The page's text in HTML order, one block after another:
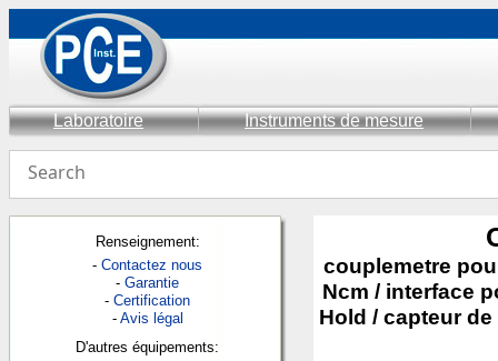
Laboratoire Instruments de mesure
Renseignement:
-Contactez nous
-Garantie
-Certification
- Avis légal
D'autres équipements:
couplemetre
Ncm / interface
Hold / capteur